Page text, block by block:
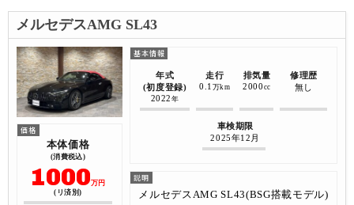
メルセデスAMG SL43
本体価格
(消費税込)
1000万円
(リ済別)
年式
(初度登録)
2022 年
走行
0.1 万km
排気量
2000 cc
修理歴
無し
車検期限
2025年12月
メルセデスAMG SL43(BSG搭載モデル)